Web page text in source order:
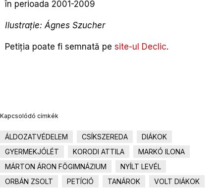
în perioada 2001-2009
Ilustrație: Ágnes Szucher
Petiția poate fi semnată pe site-ul Declic.
Kapcsolódó címkék
ÁLDOZATVÉDELEM CSÍKSZEREDA
DIÁKOK
GYERMEKJÓLÉT
KORODI ATTILA
MARKÓ ILONA
MÁRTON ÁRON FŐGIMNÁZIUM
NYÍLT LEVÉL
ORBÁN ZSOLT
PETÍCIÓ TANÁROK VOLT DIÁKOK